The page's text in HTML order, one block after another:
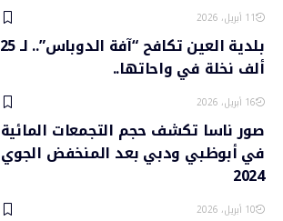
11 أبريل، 2026
بلدية العين تكافح “آفة الدوباس”.. لـ 25
ألف نخلة في واحاتها..
16 أبريل، 2026
صور ناسا تكشف حجم التجمعات المائية
في أبوظبي ودبي بعد المنخفض الجوي
2024
10 أبريل، 2026